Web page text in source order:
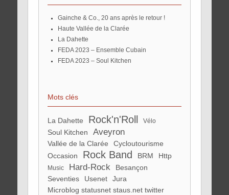
Gainche & Co., 20 ans après le retour !
Haute Vallée de la Clarée
La Dahette
FEDA 2023 – Ensemble Cubain
FEDA 2023 – Soul Kitchen
Mots clés
La Dahette Rock'n'Roll vélo
Soul Kitchen Aveyron
Vallée de la Clarée
Cycloutourisme
Occasion
Rock Band BRM http
Music Hard-Rock
Besançon
Seventies
Usenet
Jura
microblog statusnet staus.net twitter